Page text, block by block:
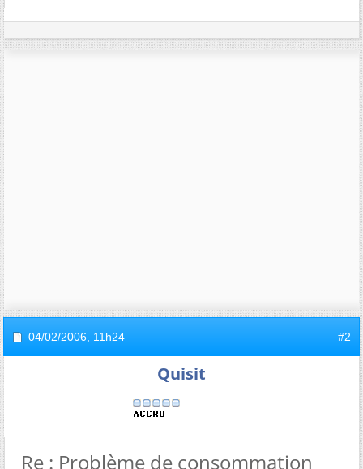
04/02/2006, 11h24 #2
Quisit
Re : Problème de consommation